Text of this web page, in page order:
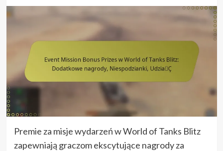
Premie za misje wydarzeń w World of Tanks Blitz
zapewniają graczom ekscytujące nagrody za